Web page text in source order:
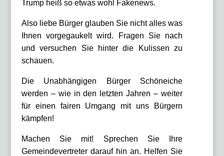
Trump heiß so etwas wohl Fakenews.
Also liebe Bürger glauben Sie nicht alles was
Ihnen vorgegaukelt wird. Fragen Sie nach
und versuchen Sie hinter die Kulissen zu
schauen.
Die Unabhängigen Bürger Schöneiche
werden – wie in den letzten Jahren – weiter
für einen fairen Umgang mit uns Bürgern
kämpfen!
Machen Sie mit! Sprechen Sie Ihre
Gemeindevertreter darauf hin an. Helfen Sie